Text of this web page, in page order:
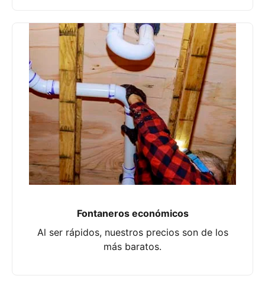
Fontaneros económicos
Al ser rápidos, nuestros precios son de los
más baratos.